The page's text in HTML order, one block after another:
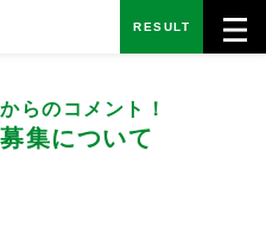
RESULT
らのコメント！
集について